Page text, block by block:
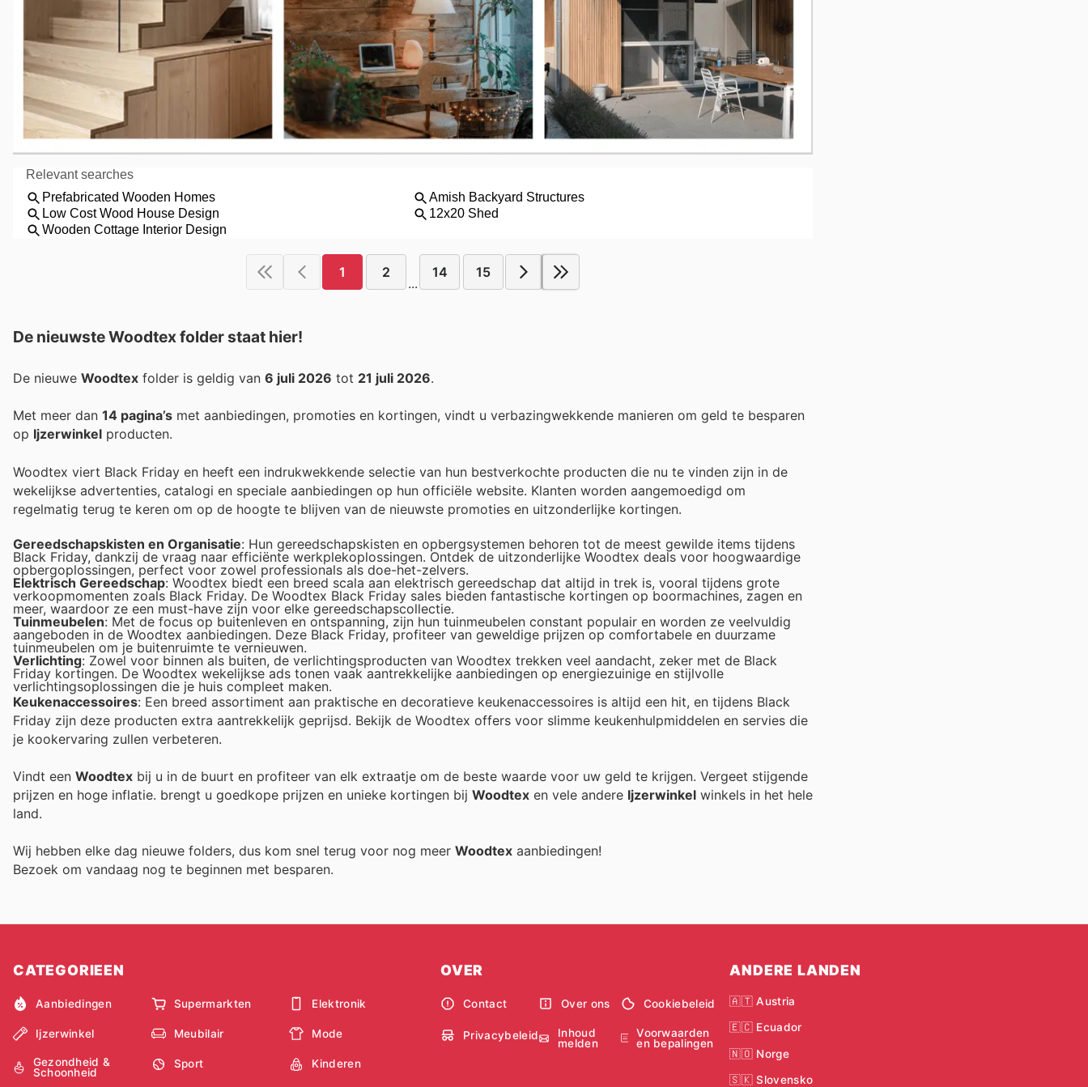
1 2
...
14 15
De nieuwste Woodtex folder staat hier!
De nieuwe Woodtex folder is geldig van 6 juli 2026 tot 21 juli 2026.
Met meer dan 14 pagina’s met aanbiedingen, promoties en kortingen, vindt u verbazingwekkende manieren om geld te besparen
op Ijzerwinkel producten.
Woodtex viert Black Friday en heeft een indrukwekkende selectie van hun bestverkochte producten die nu te vinden zijn in de
wekelijkse advertenties, catalogi en speciale aanbiedingen op hun officiële website. Klanten worden aangemoedigd om
regelmatig terug te keren om op de hoogte te blijven van de nieuwste promoties en uitzonderlijke kortingen.
Gereedschapskisten en Organisatie: Hun gereedschapskisten en opbergsystemen behoren tot de meest gewilde items tijdens
Black Friday, dankzij de vraag naar efficiënte werkplekoplossingen. Ontdek de uitzonderlijke Woodtex deals voor hoogwaardige
opbergoplossingen, perfect voor zowel professionals als doe-het-zelvers.
Elektrisch Gereedschap: Woodtex biedt een breed scala aan elektrisch gereedschap dat altijd in trek is, vooral tijdens grote
verkoopmomenten zoals Black Friday. De Woodtex Black Friday sales bieden fantastische kortingen op boormachines, zagen en
meer, waardoor ze een must-have zijn voor elke gereedschapscollectie.
Tuinmeubelen: Met de focus op buitenleven en ontspanning, zijn hun tuinmeubelen constant populair en worden ze veelvuldig
aangeboden in de Woodtex aanbiedingen. Deze Black Friday, profiteer van geweldige prijzen op comfortabele en duurzame
tuinmeubelen om je buitenruimte te vernieuwen.
Verlichting: Zowel voor binnen als buiten, de verlichtingsproducten van Woodtex trekken veel aandacht, zeker met de Black
Friday kortingen. De Woodtex wekelijkse ads tonen vaak aantrekkelijke aanbiedingen op energiezuinige en stijlvolle
verlichtingsoplossingen die je huis compleet maken.
Keukenaccessoires: Een breed assortiment aan praktische en decoratieve keukenaccessoires is altijd een hit, en tijdens Black
Friday zijn deze producten extra aantrekkelijk geprijsd. Bekijk de Woodtex offers voor slimme keukenhulpmiddelen en servies die
je kookervaring zullen verbeteren.
Vindt een Woodtex bij u in de buurt en profiteer van elk extraatje om de beste waarde voor uw geld te krijgen. Vergeet stijgende
prijzen en hoge inflatie. brengt u goedkope prijzen en unieke kortingen bij Woodtex en vele andere Ijzerwinkel winkels in het hele
land.
Wij hebben elke dag nieuwe folders, dus kom snel terug voor nog meer Woodtex aanbiedingen!
Bezoek om vandaag nog te beginnen met besparen.
CATEGORIEEN
Aanbiedingen Supermarkten Elektronik
Ijzerwinkel Meubilair Mode
Gezondheid &
Schoonheid
Sport Kinderen
OVER
Contact Over ons Cookiebeleid
Privacybeleid
Inhoud
melden
Voorwaarden
en bepalingen
ANDERE LANDEN
🇦🇹 Austria
🇪🇨 Ecuador
🇳🇴 Norge
🇸🇰 Slovensko